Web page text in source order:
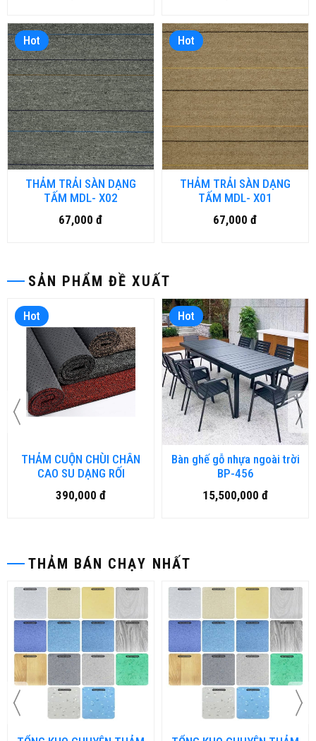
SẢN PHẨM ĐỀ XUẤT
Hot
THẢM CUỘN CHÙI CHÂN
CAO SU DẠNG RỐI
390,000 đ
Hot
Bàn ghế gỗ nhựa ngoài trời
BP-456
15,500,000 đ
THẢM BÁN CHẠY NHẤT
Hot
THẢM TRẢI SÀN DẠNG
TẤM MDL- X02
67,000 đ
Hot
THẢM TRẢI SÀN DẠNG
TẤM MDL- X01
67,000 đ